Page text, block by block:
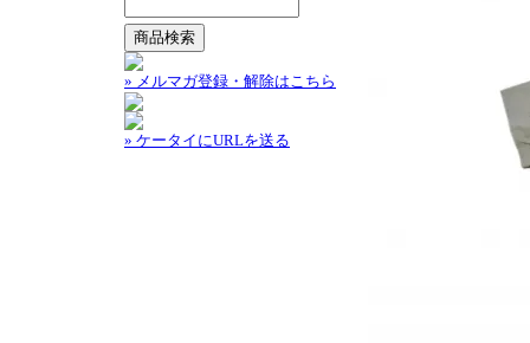
» メルマガ登録・解除はこちら
» ケータイにURLを送る